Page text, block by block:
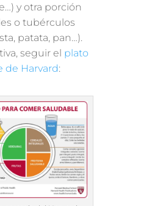
y otra porción
o tubérculos
patata, pan…).
seguir el plato
de Harvard: